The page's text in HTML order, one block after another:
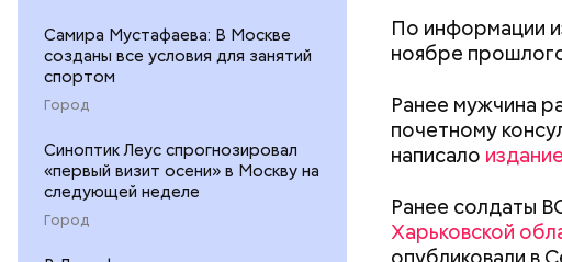
Самира Мустафаева: В Москве
созданы все условия для занятий
спортом
Город
Синоптик Леус спрогнозировал
«первый визит осени» в Москву на
следующей неделе
Город
По информации
ноябре
Ранее мужчина
почетному
написало издание
Ранее солдаты
Харьковской